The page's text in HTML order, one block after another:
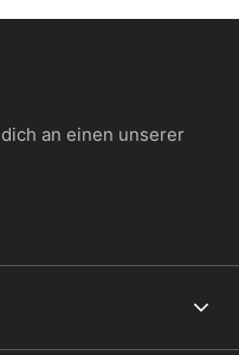
an einen unserer